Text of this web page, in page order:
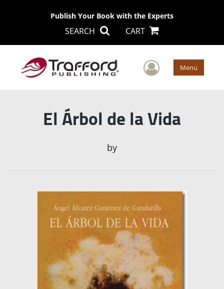
Publish Your Book with the Experts
SEARCH CART
User Menu
El Árbol de la Vida
by